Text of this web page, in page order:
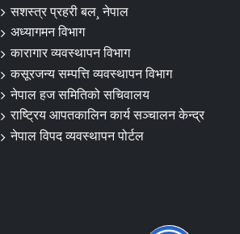
सशस्त्र प्रहरी बल¸ नेपाल
अध्यागमन विभाग
कारागार व्यवस्थापन विभाग
कसूरजन्य सम्पत्ति व्यवस्थापन विभाग
नेपाल हज समितिको सचिवालय
राष्ट्रिय आपतकालिन कार्य सञ्चालन केन्द्र
नेपाल विपद व्यवस्थापन पोर्टल